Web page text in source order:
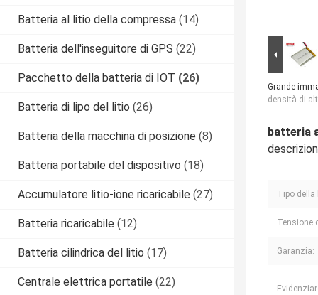
Batteria al litio della compressa (14)
Batteria dell'inseguitore di GPS (22)
Pacchetto della batteria di IOT (26)
Batteria di lipo del litio (26)
Batteria della macchina di posizione (8)
Batteria portabile del dispositivo (18)
Accumulatore litio-ione ricaricabile (27)
Batteria ricaricabile (12)
Batteria cilindrica del litio (17)
Centrale elettrica portatile (22)
Grande
densità di
batteria
Tipo della
Tensione
Garanzia: